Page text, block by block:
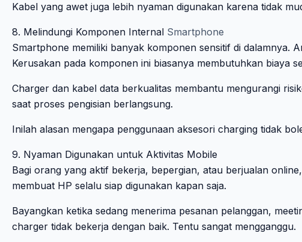
Kabel yang awet juga lebih nyaman digunakan karena tidak
8. Melindungi Komponen Internal Smartphone
Smartphone memiliki banyak komponen sensitif di dalamnya.
Kerusakan pada komponen ini biasanya membutuhkan biaya
Charger dan kabel data berkualitas membantu mengurangi
saat proses pengisian berlangsung.
Inilah alasan mengapa penggunaan aksesori charging tidak
9. Nyaman Digunakan untuk Aktivitas Mobile
Bagi orang yang aktif bekerja, bepergian, atau berjualan
membuat HP selalu siap digunakan kapan saja.
Bayangkan ketika sedang menerima pesanan pelanggan,
charger tidak bekerja dengan baik. Tentu sangat mengganggu.